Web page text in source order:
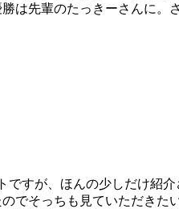
は先輩のたっきーさんに
ですが、ほんの少しだけ紹介
でそっちも見ていただきた